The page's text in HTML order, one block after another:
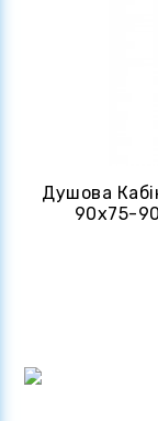
Душова
90x75-